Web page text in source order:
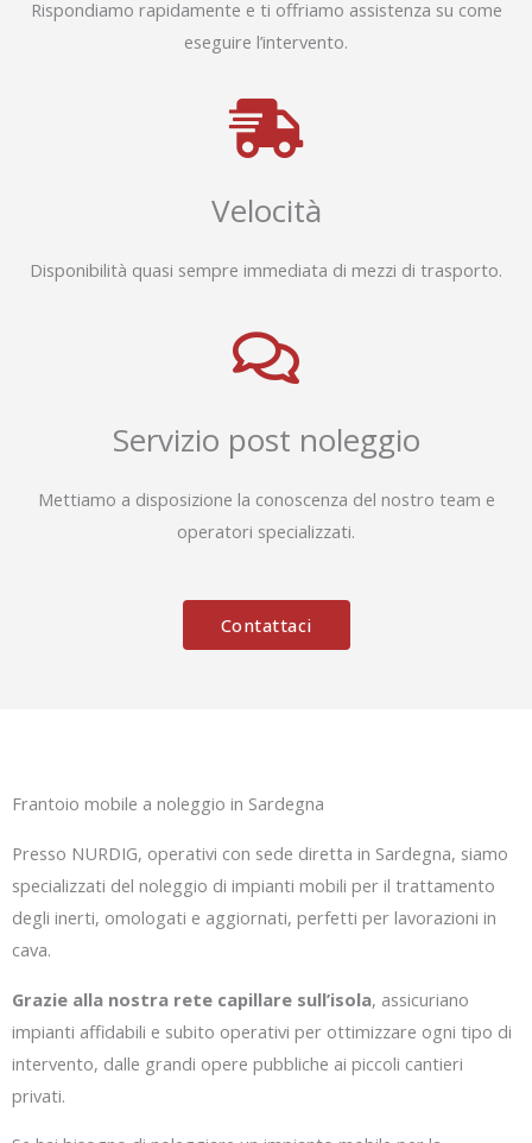
Rispondiamo rapidamente e ti offriamo assistenza su come
eseguire l’intervento.
Velocità
Disponibilità quasi sempre immediata di mezzi di trasporto.
Servizio post noleggio
Mettiamo a disposizione la conoscenza del nostro team e
operatori specializzati.
Contattaci
Frantoio mobile a noleggio in Sardegna
Presso NURDIG, operativi con sede diretta in Sardegna, siamo
specializzati del noleggio di impianti mobili per il trattamento
degli inerti, omologati e aggiornati, perfetti per lavorazioni in
cava.
Grazie alla nostra rete capillare sull’isola, assicuriano
impianti affidabili e subito operativi per ottimizzare ogni tipo di
intervento, dalle grandi opere pubbliche ai piccoli cantieri
privati.